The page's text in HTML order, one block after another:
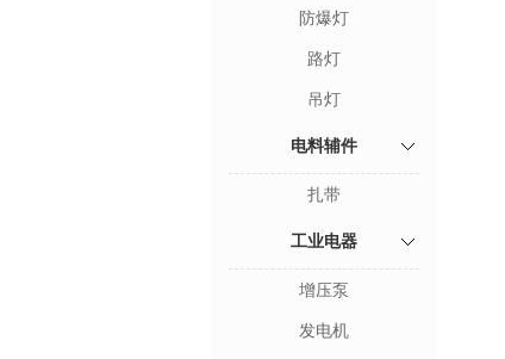
防爆灯
路灯
吊灯
电料辅件
扎带
工业电器
增压泵
发电机